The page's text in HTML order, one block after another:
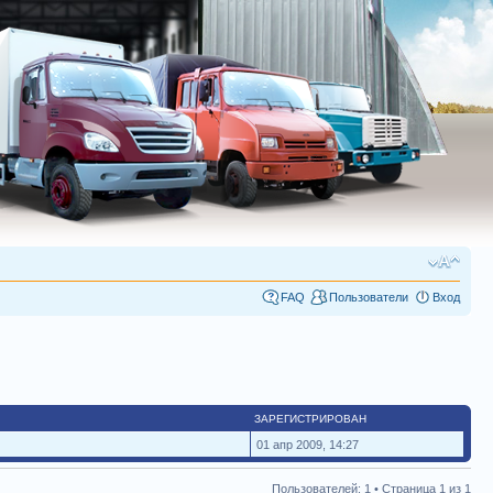
FAQ Пользователи Вход
ЗАРЕГИСТРИРОВАН
01 апр 2009, 14:27
Пользователей: 1 • Страница 1 из 1